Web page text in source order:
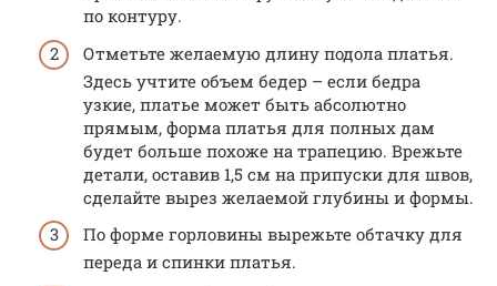
по контуру.
Отметьте желаемую длину подола платья.
Здесь учтите объем бедер – если бедра
узкие, платье может быть абсолютно
прямым, форма платья для полных дам
будет больше похоже на трапецию. Врежьте
детали, оставив 1,5 см на припуски для швов,
сделайте вырез желаемой глубины и формы.
По форме горловины вырежьте обтачку для
переда и спинки платья.